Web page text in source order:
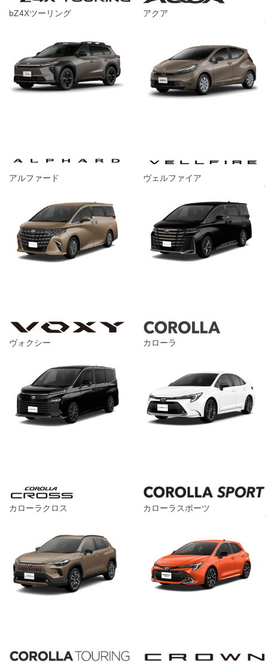
bZ4Xツーリング アクア
アルファード ヴェルファイア
ヴォクシー カローラ
カローラクロス カローラスポーツ